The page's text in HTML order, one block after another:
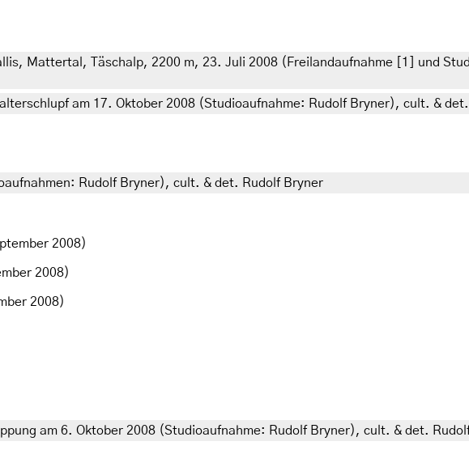
Mattertal, Täschalp, 2200 m, 23. Juli 2008 (Freilandaufnahme [1] und
am 17. Oktober 2008 (Studioaufnahme: Rudolf Bryner), cult. &
Rudolf Bryner), cult. & det. Rudolf Bryner
2008)
2008)
2008)
am 6. Oktober 2008 (Studioaufnahme: Rudolf Bryner), cult. & det.